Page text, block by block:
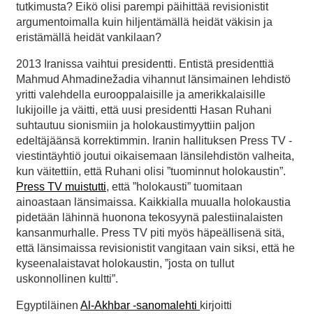
tutkimusta? Eikö olisi parempi päihittää revisionistit
argumentoimalla kuin hiljentämällä heidät väkisin ja
eristämällä heidät vankilaan?
2013 Iranissa vaihtui presidentti. Entistä presidenttiä
Mahmud Ahmadinežadia vihannut länsimainen lehdistö
yritti valehdella eurooppalaisille ja amerikkalaisille
lukijoille ja väitti, että uusi presidentti Hasan Ruhani
suhtautuu sionismiin ja holokaustimyyttiin paljon
edeltäjäänsä korrektimmin. Iranin hallituksen Press TV -
viestintäyhtiö joutui oikaisemaan länsilehdistön valheita,
kun väitettiin, että Ruhani olisi ”tuominnut holokaustin”.
Press TV muistutti, että ”holokausti” tuomitaan
ainoastaan länsimaissa. Kaikkialla muualla holokaustia
pidetään lähinnä huonona tekosyynä palestiinalaisten
kansanmurhalle. Press TV piti myös häpeällisenä sitä,
että länsimaissa revisionistit vangitaan vain siksi, että he
kyseenalaistavat holokaustin, ”josta on tullut
uskonnollinen kultti”.
Egyptiläinen Al-Akhbar -sanomalehti kirjoitti